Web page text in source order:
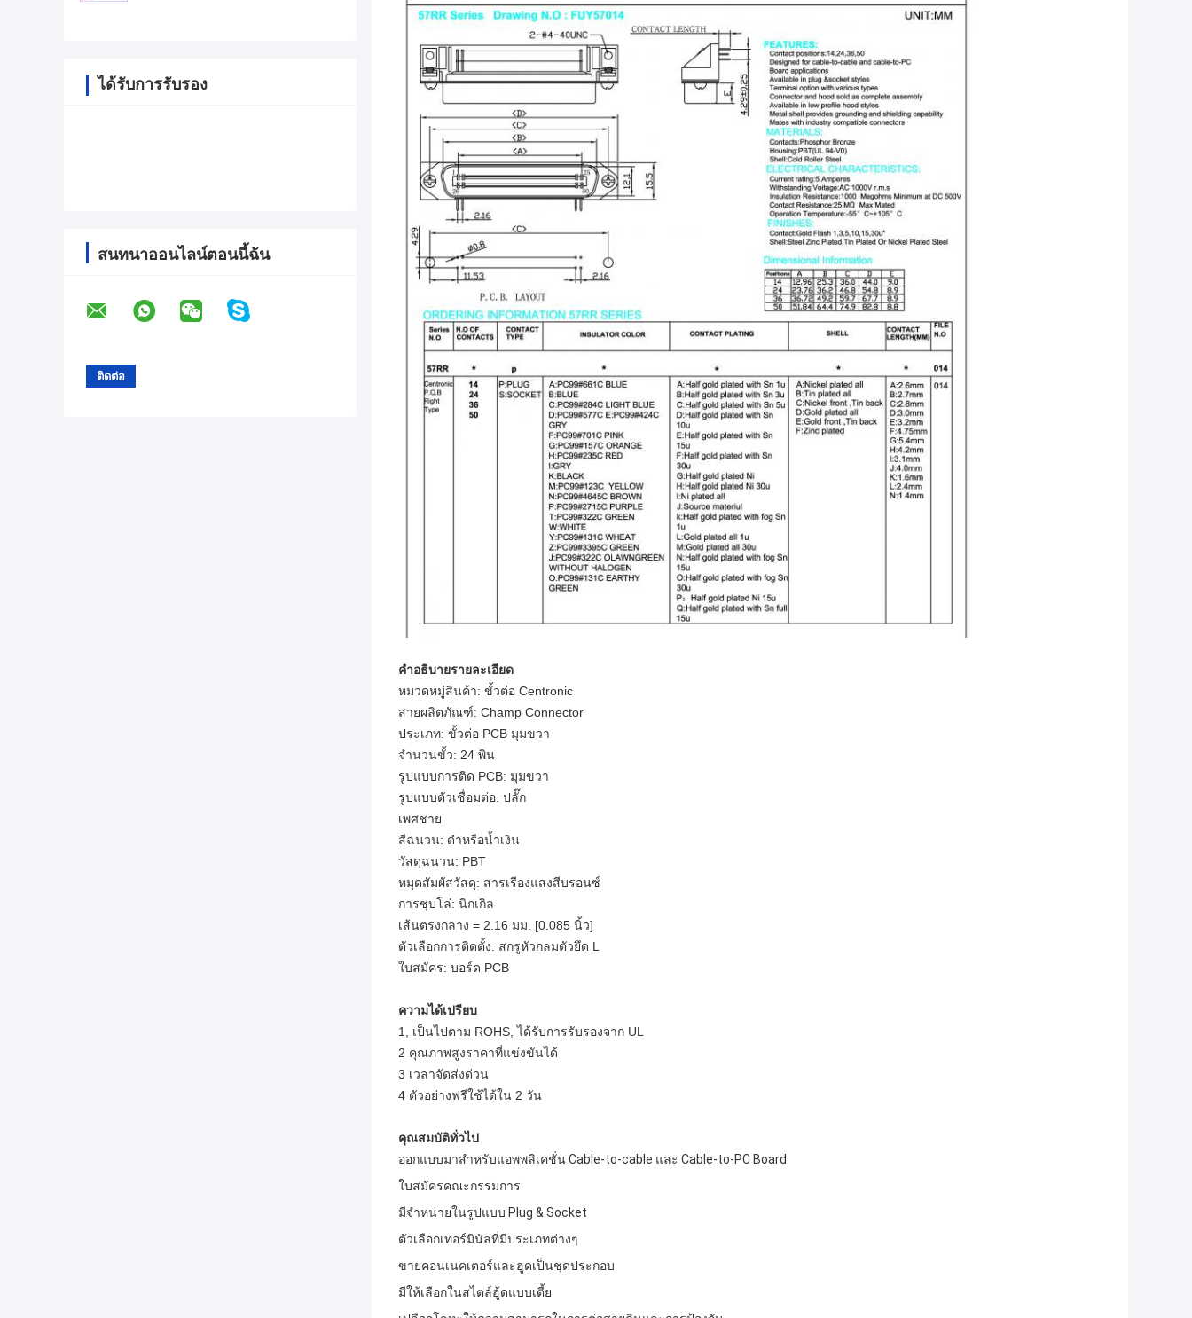
ได้รับการรับรอง
สนทนาออนไลน์ตอนนี้ฉัน
คำอธิบายรายละเอียด
หมวดหมู่สินค้า: ขั้วต่อ Centronic
สายผลิตภัณฑ์: Champ Connector
ประเภท: ขั้วต่อ PCB มุมขวา
จำนวนขั้ว: 24 พิน
รูปแบบการติด PCB: มุมขวา
รูปแบบตัวเชื่อมต่อ: ปลั๊ก
เพศชาย
สีฉนวน: ดำหรือน้ำเงิน
วัสดุฉนวน: PBT
หมุดสัมผัสวัสดุ: สารเรืองแสงสีบรอนซ์
การชุบโล่: นิกเกิล
เส้นตรงกลาง = 2.16 มม. [0.085 นิ้ว]
ตัวเลือกการติดตั้ง: สกรูหัวกลมตัวยึด L
ใบสมัคร: บอร์ด PCB
ความได้เปรียบ
1, เป็นไปตาม ROHS, ได้รับการรับรองจาก UL
2 คุณภาพสูงราคาที่แข่งขันได้
3 เวลาจัดส่งด่วน
4 ตัวอย่างฟรีใช้ได้ใน 2 วัน
คุณสมบัติทั่วไป
ออกแบบมาสำหรับแอพพลิเคชั่น Cable-to-cable และ Cable-to-PC Board
ใบสมัครคณะกรรมการ
มีจำหน่ายในรูปแบบ Plug & Socket
ตัวเลือกเทอร์มินัลที่มีประเภทต่างๆ
ขายคอนเนคเตอร์และฮูดเป็นชุดประกอบ
มีให้เลือกในสไตล์ฮู้ดแบบเตี้ย